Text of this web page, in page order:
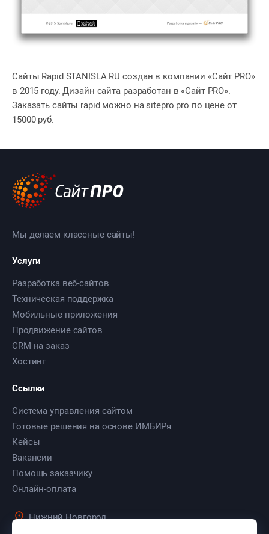
Сайты Rapid STANISLA.RU создан в компании «Сайт PRO»
в 2015 году. Дизайн сайта разработан в «Сайт PRO».
Заказать сайты rapid можно на sitepro.pro по цене от
15000 руб.
Мы делаем классные сайты!
Услуги
Разработка веб-сайтов
Техническая поддержка
Мобильные приложения
Продвижение сайтов
CRM на заказ
Хостинг
Ссылки
Система управления сайтом
Готовые решения на основе ИМБИРя
Кейсы
Вакансии
Помощь заказчику
Онлайн-оплата
Нижний Новгород